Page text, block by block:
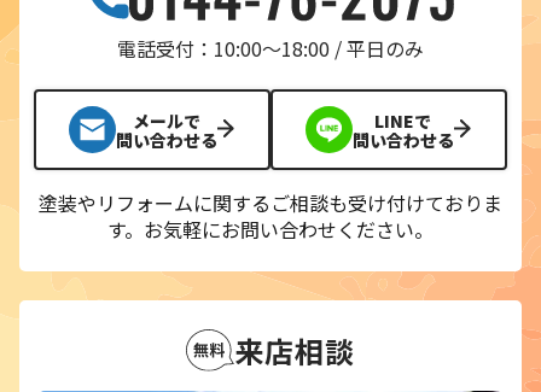
電話受付：10:00〜18:00 / 平日のみ
メールで
問い合わせる
LINEで
問い合わせる
塗装やリフォームに関するご相談も受け付けておりま
す。 お気軽にお問い合わせください。
来店相談